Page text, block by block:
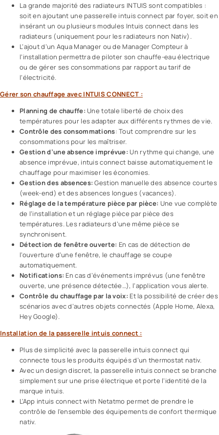
La grande majorité des radiateurs INTUIS sont compatibles :
soit en ajoutant une passerelle intuis connect par foyer, soit en
insérant un ou plusieurs modules Intuis connect dans les
radiateurs (uniquement pour les radiateurs non Nativ).
L’ajout d’un Aqua Manager ou de Manager Compteur à
l’installation permettra de piloter son chauffe-eau électrique
ou de gérer ses consommations par rapport au tarif de
l’électricité.
Gérer son chauffage avec INTUIS CONNECT :
Planning de chauffe: Une totale liberté de choix des
températures pour les adapter aux différents rythmes de vie.
Contrôle des consommations: Tout comprendre sur les
consommations pour les maîtriser.
Gestion d’une absence imprévue: Un rythme qui change, une
absence imprévue, intuis connect baisse automatiquement le
chauffage pour maximiser les économies.
Gestion des absences: Gestion manuelle des absence courtes
(week-end) et des absences longues (vacances).
Réglage de la température pièce par pièce: Une vue complète
de l’installation et un réglage pièce par pièce des
températures. Les radiateurs d’une même pièce se
synchronisent.
Détection de fenêtre ouverte: En cas de détection de
l’ouverture d’une fenêtre, le chauffage se coupe
automatiquement.
Notifications: En cas d’événements imprévus (une fenêtre
ouverte, une présence détectée…), l’application vous alerte.
Contrôle du chauffage par la voix: Et la possibilité de créer des
scénarios avec d’autres objets connectés (Apple Home, Alexa,
Hey Google).
Installation de la passerelle intuis connect :
Plus de simplicité avec la passerelle intuis connect qui
connecte tous les produits équipés d’un thermostat nativ.
Avec un design discret, la passerelle intuis connect se branche
simplement sur une prise électrique et porte l’identité de la
marque intuis.
L’App intuis connect with Netatmo permet de prendre le
contrôle de l’ensemble des équipements de confort thermique
nativ.